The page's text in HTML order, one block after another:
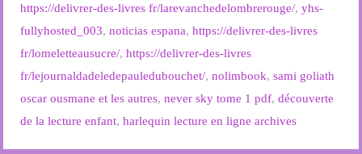
https://delivrer-des-livres fr/larevanchedelombrerouge/,yhs-
fullyhosted_003,noticias espana,https://delivrer-des-livres
fr/lomeletteausucre/,https://delivrer-des-livres
fr/lejournaldadeledepauledubouchet/,nolimbook,sami goliath
oscar ousmane et les autres,never sky tome 1 pdf,découverte
de la lecture enfant,harlequin lecture en ligne archives